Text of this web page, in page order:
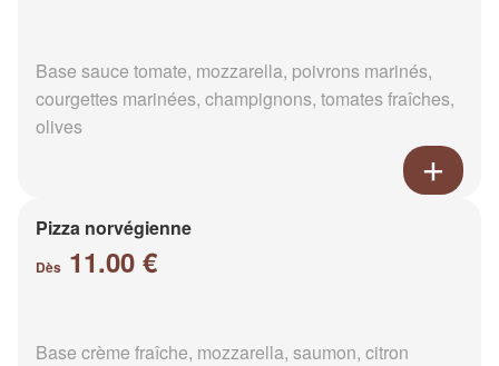
Base sauce tomate, mozzarella, poivrons marinés,
courgettes marinées, champignons, tomates fraîches,
olives
Pizza norvégienne
Dès 11.00 €
Base crème fraîche, mozzarella, saumon, citron